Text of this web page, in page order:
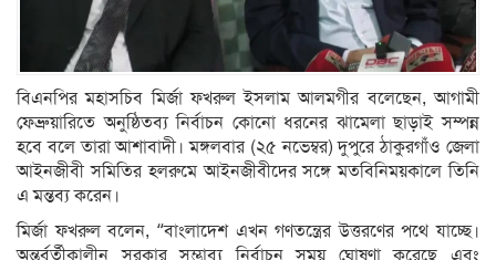
বিএনপির মহাসচিব মির্জা ফখরুল ইসলাম আলমগীর বলেছেন, আগামী
ফেব্রুয়ারিতে অনুষ্ঠিতব্য নির্বাচন কোনো ধরনের ঝামেলা ছাড়াই সম্পন্ন
হবে বলে তারা আশাবাদী। মঙ্গলবার (২৫ নভেম্বর) দুপুরে ঠাকুরগাঁও জেলা
আইনজীবী সমিতির হলরুমে আইনজীবীদের সঙ্গে মতবিনিময়কালে তিনি
এ মন্তব্য করেন।
মির্জা ফখরুল বলেন, “বাংলাদেশ এখন গণতন্ত্রের উত্তরণের পথে যাচ্ছে।
অন্তর্বর্তীকালীন সরকার সম্ভাব্য নির্বাচন সময় ঘোষণা করেছে এবং